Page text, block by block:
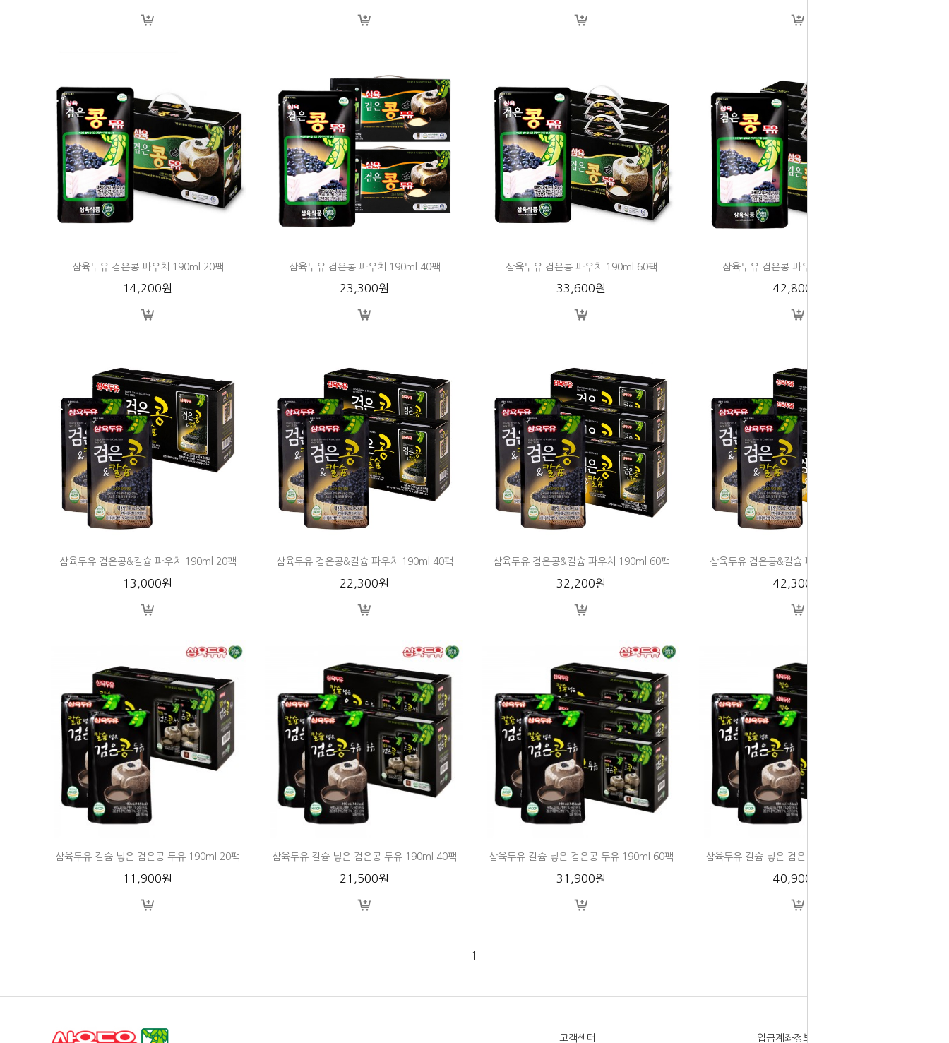
삼육두유 검은콩 파우치 190ml 20팩
14,200원
삼육두유 검은콩 파우치 190ml 40팩
23,300원
삼육두유 검은콩 파우치 190ml 60팩
33,600원
삼육두유 검은콩 파우치 190ml 80팩
42,800원
삼육두유 검은콩&칼슘 파우치 190ml 20팩
13,000원
삼육두유 검은콩&칼슘 파우치 190ml 40팩
22,300원
삼육두유 검은콩&칼슘 파우치 190ml 60팩
32,200원
삼육두유 검은콩&칼슘 파우치 190ml 80팩
42,300원
삼육두유 칼슘 넣은 검은콩 두유 190ml 20팩
11,900원
삼육두유 칼슘 넣은 검은콩 두유 190ml 40팩
21,500원
삼육두유 칼슘 넣은 검은콩 두유 190ml 60팩
31,900원
삼육두유 칼슘 넣은 검은콩 두유 190ml 80팩
40,900원
1
고객센터 입금계좌정보